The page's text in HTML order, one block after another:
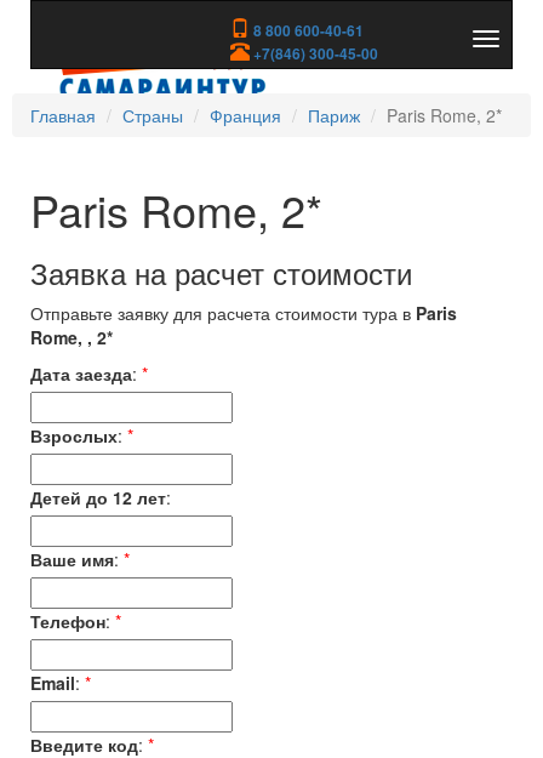
8 800 600-40-61
+7(846) 300-45-00
скрыть
Главная
Страны Франция Париж Paris Rome, 2*
Paris Rome, 2*
Заявка на расчет стоимости
Отправьте заявку для расчета стоимости тура в Paris
Rome, , 2*
Дата заезда: *
Взрослых: *
Детей до 12 лет:
Ваше имя: *
Телефон: *
Email: *
Введите код: *